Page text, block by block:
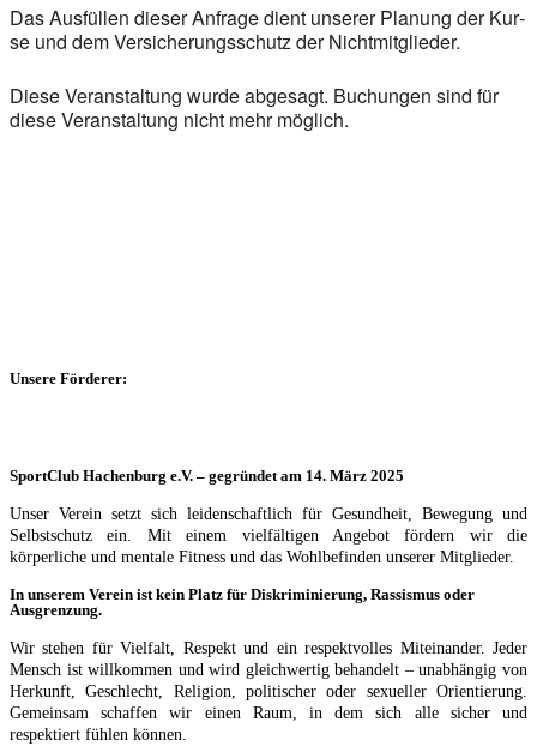
Das Aus­fül­len die­ser Anfra­ge dient unse­rer Pla­nung der Kur­
se und dem Ver­si­che­rungs­schutz der Nicht­mit­glie­der.
Die­se Ver­an­stal­tung wur­de abge­sagt. Buchun­gen sind für
die­se Ver­an­stal­tung nicht mehr mög­lich.
Unsere Förderer:
SportClub Hachenburg e.V. – gegründet am 14. März 2025
Unser Verein setzt sich leidenschaftlich für Gesundheit, Bewegung und
Selbstschutz ein. Mit einem vielfältigen Angebot fördern wir die
körperliche und mentale Fitness und das Wohlbefinden unserer Mitglieder.
In unserem Verein ist kein Platz für Diskriminierung, Rassismus oder
Ausgrenzung.
Wir stehen für Vielfalt, Respekt und ein respektvolles Miteinander. Jeder
Mensch ist willkommen und wird gleichwertig behandelt – unabhängig von
Herkunft, Geschlecht, Religion, politischer oder sexueller Orientierung.
Gemeinsam schaffen wir einen Raum, in dem sich alle sicher und
respektiert fühlen können.